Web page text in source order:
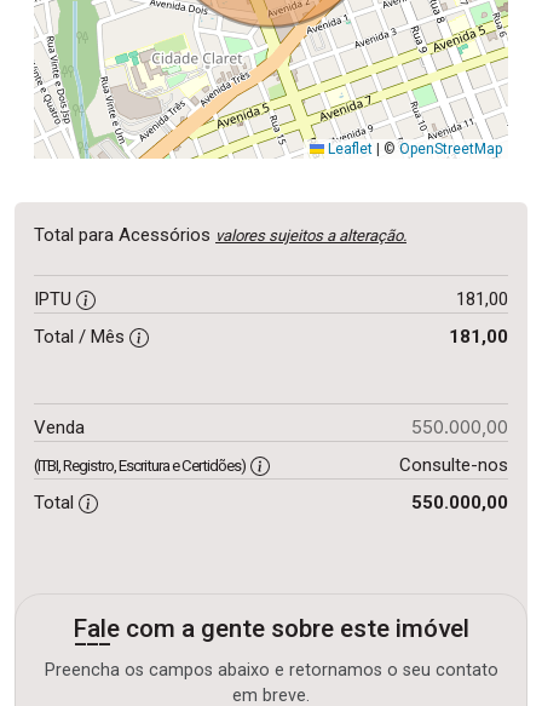
Leaflet ©OpenStreetMap
Total para Acessórios valores sujeitos a alteração.
IPTU
181,00
Total / Mês
181,00
Venda 550.000,00
(ITBI, Registro, Escritura e Certidões)
Consulte-nos
Total
550.000,00
Fale com a gente sobre este imóvel
Preencha os campos abaixo e retornamos o seu contato
em breve.